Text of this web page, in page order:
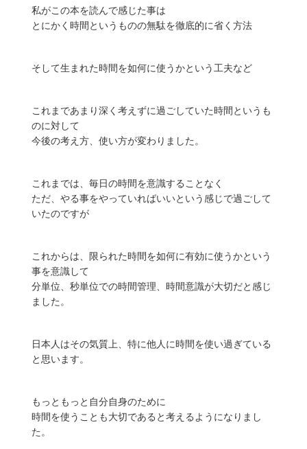
私がこの本を読んで感じた事は
とにかく時間というものの無駄を徹底的に省く方法
そして生まれた時間を如何に使うかという工夫など
これまであまり深く考えずに過ごしていた時間というも
のに対して
今後の考え方、使い方が変わりました。
これまでは、毎日の時間を意識することなく
ただ、やる事をやっていればいいという感じで過ごして
いたのですが
これからは、限られた時間を如何に有効に使うかという
事を意識して
分単位、秒単位での時間管理、時間意識が大切だと感じ
ました。
日本人はその気質上、特に他人に時間を使い過ぎている
と思います。
もっともっと自分自身のために
時間を使うことも大切であると考えるようになりまし
た。